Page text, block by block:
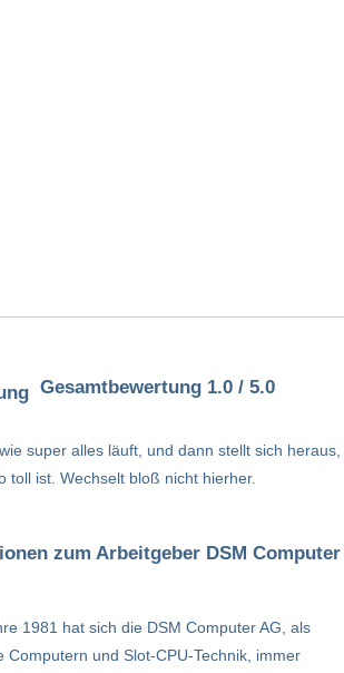
Gesamtbewertung 1.0 / 5.0
super alles läuft, und dann stellt sich heraus,
toll ist. Wechselt bloß nicht hierher.
zum Arbeitgeber DSM Computer
1981 hat sich die DSM Computer AG, als
Computern und Slot-CPU-Technik, immer